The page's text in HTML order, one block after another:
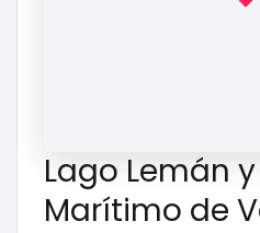
Lago Lemán
Marítimo de